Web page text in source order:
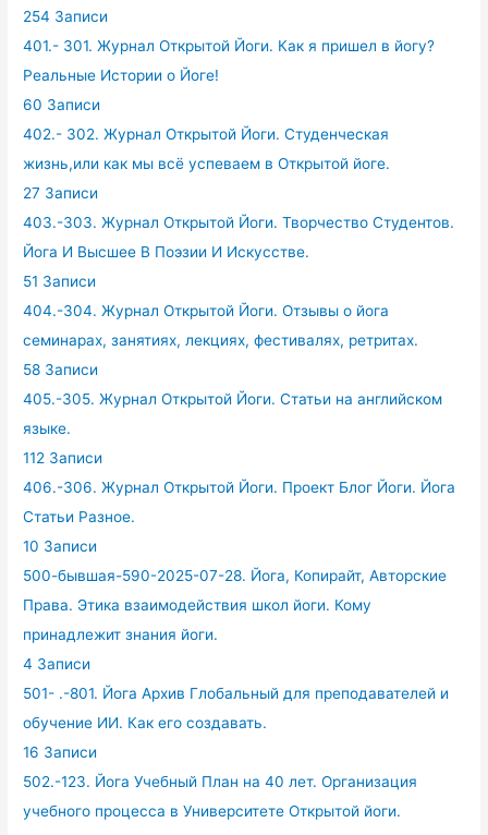
254 Записи
401.- 301. Журнал Открытой Йоги. Как я пришел в йогу?
Реальные Истории о Йоге!
60 Записи
402.- 302. Журнал Открытой Йоги. Студенческая
жизнь,или как мы всё успеваем в Открытой йоге.
27 Записи
403.-303. Журнал Открытой Йоги. Творчество Студентов.
Йога И Высшее В Поэзии И Искусстве.
51 Записи
404.-304. Журнал Открытой Йоги. Отзывы о йога
семинарах, занятиях, лекциях, фестивалях, ретритах.
58 Записи
405.-305. Журнал Открытой Йоги. Статьи на английском
языке.
112 Записи
406.-306. Журнал Открытой Йоги. Проект Блог Йоги. Йога
Статьи Разное.
10 Записи
500-бывшая-590-2025-07-28. Йога, Копирайт, Авторские
Права. Этика взаимодействия школ йоги. Кому
принадлежит знания йоги.
4 Записи
501- .-801. Йога Архив Глобальный для преподавателей и
обучение ИИ. Как его создавать.
16 Записи
502.-123. Йога Учебный План на 40 лет. Организация
учебного процесса в Университете Открытой йоги.